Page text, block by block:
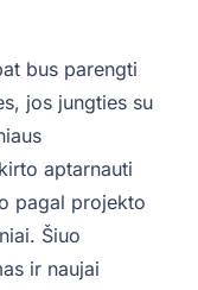
bus parengti
jos jungties su
aptarnauti
pagal projekto
Šiuo
ir naujai